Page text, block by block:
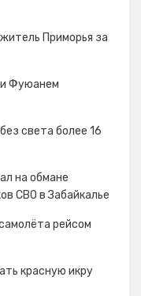
Приморья за
Фуюанем
света более 16
на обмане
СВО в Забайкалье
рейсом
красную икру